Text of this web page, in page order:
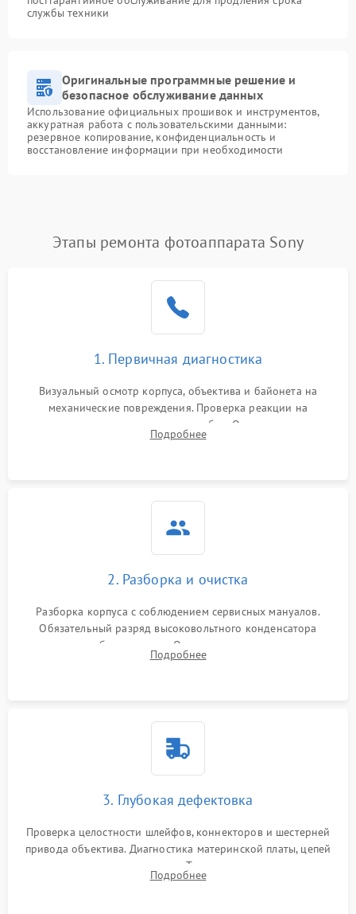
службы техники
Оригинальные программные решение и
безопасное обслуживание данных
Использование официальных прошивок и инструментов,
аккуратная работа с пользовательскими данными:
резервное копирование, конфиденциальность и
восстановление информации при необходимости
Этапы ремонта фотоаппарата Sony
1. Первичная диагностика
Визуальный осмотр корпуса, объектива и байонета на
механические повреждения. Проверка реакции на
включение, считывание кодов ошибок. Оценка состояния
матрицы и затвора, проверка работы автофокуса и вспышки.
Подробнее
2. Разборка и очистка
Разборка корпуса с соблюдением сервисных мануалов.
Обязательный разряд высоковольтного конденсатора
вспышки для безопасности. Очистка внутренних узлов от
пыли, песка и следов влаги с помощью спецсредств.
Подробнее
3. Глубокая дефектовка
Проверка целостности шлейфов, коннекторов и шестерней
привода объектива. Диагностика материнской платы, цепей
питания и картоприемника. Тестирование механизма
затвора и блока внутрикамерной стабилизации.
Подробнее